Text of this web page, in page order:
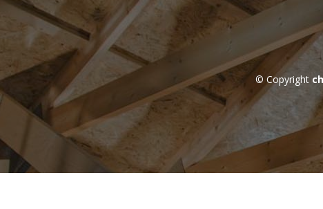
© Copyright